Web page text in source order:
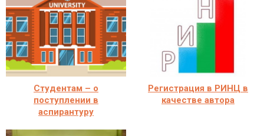
Студентам – о
поступлении в
аспирантуру
Регистрация в РИНЦ в
качестве автора